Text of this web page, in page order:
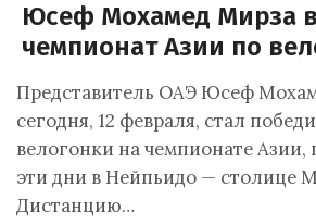
Юсеф Мохамед Мирза
чемпионат Азии по
Представитель ОАЭ Юсеф
сегодня, 12 февраля, стал
велогонки на чемпионате Азии,
эти дни в Нейпьидо — столице
Дистанцию…